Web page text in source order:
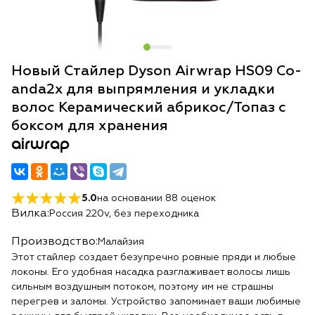
Новый Стайлер Dyson Airwrap HS09 Co-
anda2x для выпрямления и укладки
волос Керамический абрикос/Топаз с
боксом для хранения
airwrap
5.0на основании 88 оценок
Вилка: Россия 220v, без переходника
Производство: Малайзия
Этот стайлер создает безупречно ровные пряди и любые
локоны. Его удобная насадка разглаживает волосы лишь
сильным воздушным потоком, поэтому им не страшны
перегрев и заломы. Устройство запоминает ваши любимые